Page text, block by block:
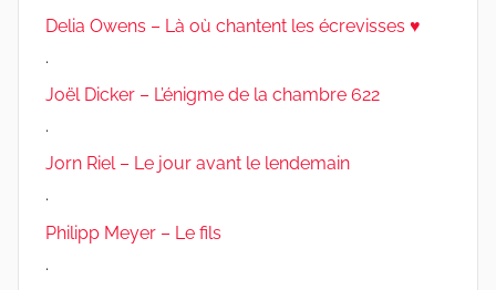
Delia Owens – Là où chantent les écrevisses ♥
.
Joël Dicker – L’énigme de la chambre 622
.
Jorn Riel – Le jour avant le lendemain
.
Philipp Meyer – Le fils
.